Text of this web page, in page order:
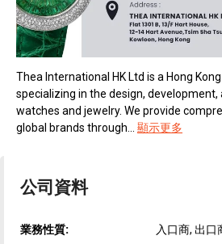
Thea International HK Ltd is a Hong
specializing in the design,
watches and jewelry. We provide
global brands through... 顯示更多
公司資料
業務性質: 入口商, 出口